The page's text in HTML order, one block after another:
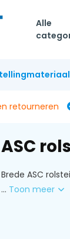
Alle
retourneren
ASC
Brede ASC
... Toon meer